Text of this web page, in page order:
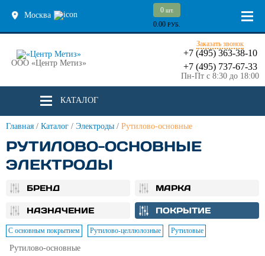
Москва
0 шт.
0.00 РУБ.
ООО «Центр Метиз»
Заказать звонок
+7 (495) 363-38-10
+7 (495) 737-67-33
Пн-Пт с 8:30 до 18:00
КАТАЛОГ
Главная / Каталог / Электроды / Рутилово-основные
РУТИЛОВО-ОСНОВНЫЕ
ЭЛЕКТРОДЫ
БРЕНД МАРКА
НАЗНАЧЕНИЕ ПОКРЫТИЕ
С основным покрытием Рутилово-целлюлозные Рутиловые
Рутилово-основные